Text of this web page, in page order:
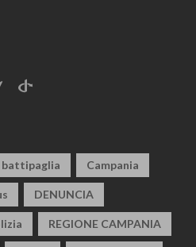
battipaglia Campania
DENUNCIA
REGIONE CAMPANIA